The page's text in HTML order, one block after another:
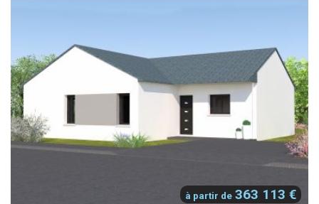
à partir de 363 113 €